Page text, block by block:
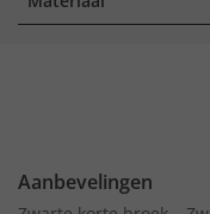
Aanbevelingen